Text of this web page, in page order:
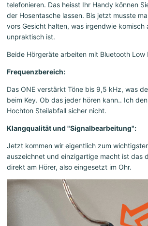
telefonieren. Das heisst Ihr Handy können
der Hosentasche lassen. Bis jetzt musste
vors Gesicht halten, was irgendwie komisch
unpraktisch ist.
Beide Hörgeräte arbeiten mit Bluetooth Low
Frequenzbereich:
Das ONE verstärkt Töne bis 9,5 kHz, was
beim Key. Ob das jeder hören kann.. Ich
Hochton Steilabfall sicher nicht.
Klangqualität und "Signalbearbeitung":
Jetzt kommen wir eigentlich zum
auszeichnet und einzigartige macht ist das
direkt am Hörer, also eingesetzt im Ohr.